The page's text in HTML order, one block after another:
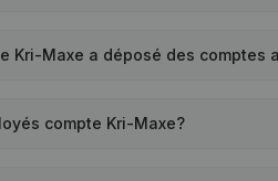
Kri-Maxe a déposé des comptes
compte Kri-Maxe?